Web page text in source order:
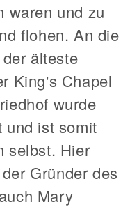
waren und zu
flohen. An die
älteste
King's Chapel
wurde
und ist somit
selbst. Hier
Gründer des
Mary